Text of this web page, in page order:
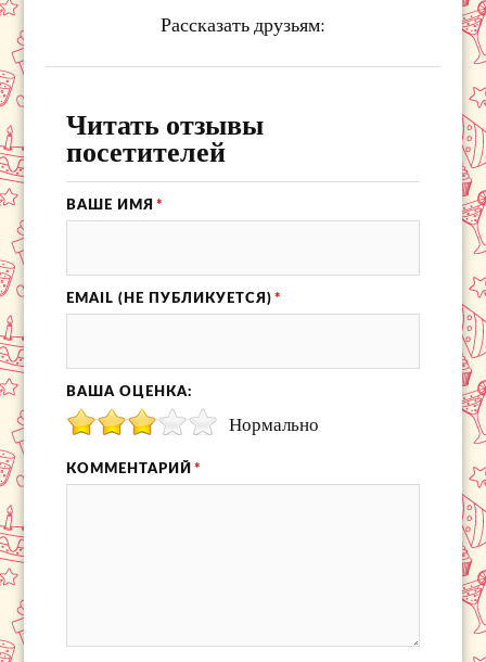
Рассказать друзьям:
Читать отзывы
посетителей
ВАШЕ ИМЯ *
EMAIL (НЕ ПУБЛИКУЕТСЯ) *
ВАША ОЦЕНКА:
Нормально
КОММЕНТАРИЙ *